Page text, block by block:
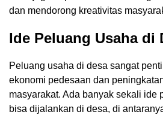
dan mendorong kreativitas
Ide Peluang Usaha di
Peluang usaha di desa sangat
ekonomi pedesaan dan
masyarakat. Ada banyak sekali ide
bisa dijalankan di desa, di